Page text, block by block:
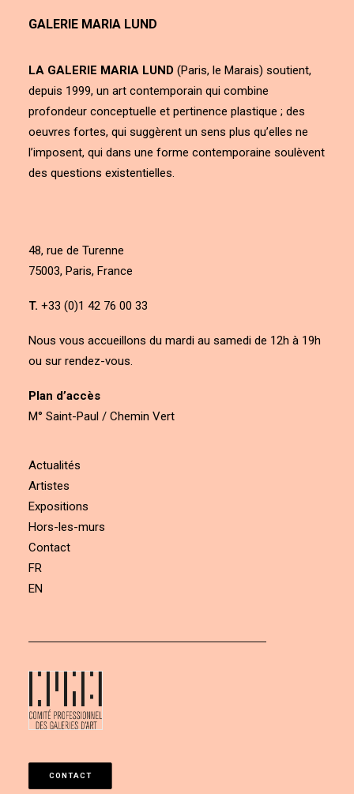
GALERIE MARIA LUND
LA GALERIE MARIA LUND (Paris, le Marais) soutient,
depuis 1999, un art contemporain qui combine
profondeur conceptuelle et pertinence plastique ; des
oeuvres fortes, qui suggèrent un sens plus qu’elles ne
l’imposent, qui dans une forme contemporaine soulèvent
des questions existentielles.
48, rue de Turenne
75003, Paris, France
T. +33 (0)1 42 76 00 33
Nous vous accueillons du mardi au samedi de 12h à 19h
ou sur rendez-vous.
Plan d’accès
M° Saint-Paul / Chemin Vert
Actualités
Artistes
Expositions
Hors-les-murs
Contact
FR
EN
CONTACT